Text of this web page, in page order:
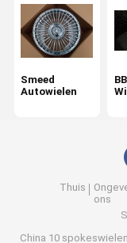
Smeed
Autowielen
Thuis
ons
China 10